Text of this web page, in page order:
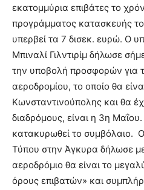
εκατομμύρια επιβάτες το
προγράμματος κατασκευής
υπερβεί τα 7 δισεκ. ευρώ. Ο
Μπιναλί Γιλντιρίμ δήλωσε
την υποβολή προσφορών για
αεροδρομίου, το οποίο θα
Κωνσταντινούπολης και θα
διαδρόμους, είναι η 3η
κατακυρωθεί το συμβόλαιο. Ο
Τύπου στην Άγκυρα δήλωσε
αεροδρόμιο θα είναι το
όρους επιβατών» και